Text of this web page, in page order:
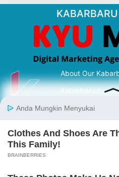
About Our
Kabarbaru.co
serta terverifikasi
Follow